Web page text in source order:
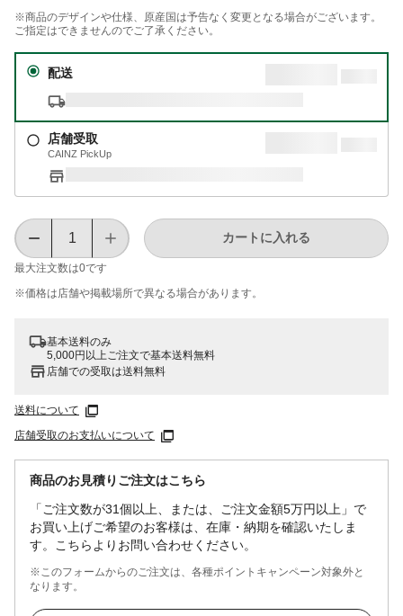
※商品のデザインや仕様、原産国は予告なく変更となる場合がございます。
ご指定はできませんのでご了承ください。
配送
店舗受取
CAINZ PickUp
最大注文数は0です
カートに入れる
※価格は​店舗や​掲載場所で​異なる​場合が​あります。
基本送料のみ
5,000円以上ご注文で基本送料無料
店舗での受取は送料無料
送料について
店舗受取のお支払いについて
商品のお見積りご注文はこちら
「ご注文数が31個以上、または、ご注文金額5万円以上」で
お買い上げご希望のお客様は、在庫・納期を確認いたしま
す。こちらよりお問い合わせください。
※このフォームからのご注文は、各種ポイントキャンペーン対象外と
なります。